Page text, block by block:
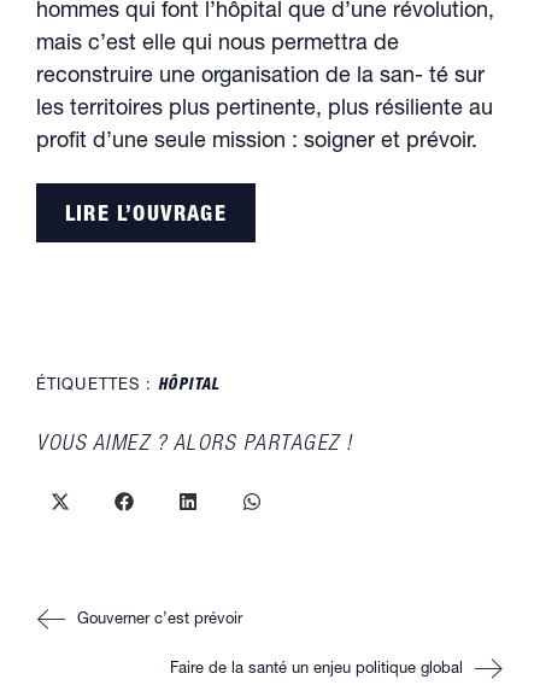
hommes qui font l’hôpital que d’une révolution,
mais c’est elle qui nous permettra de
reconstruire une organisation de la san- té sur
les territoires plus pertinente, plus résiliente au
profit d’une seule mission : soigner et prévoir.
LIRE L’OUVRAGE
ÉTIQUETTES :HÔPITAL
VOUS AIMEZ ? ALORS PARTAGEZ !PARTAGER
Ouvrir
Ouvrir
Ouvrir
Ouvrir
Read
more
Gouverner c’est prévoir
Faire de la santé un enjeu politique global